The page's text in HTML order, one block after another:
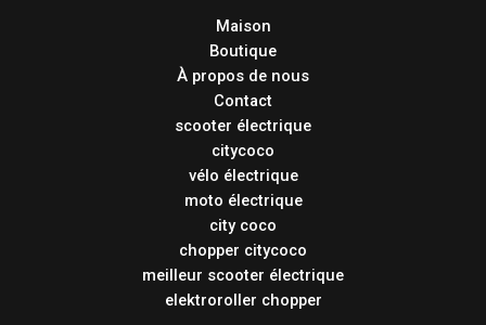
Maison
Boutique
À propos de nous
Contact
scooter électrique
citycoco
vélo électrique
moto électrique
city coco
chopper citycoco
meilleur scooter électrique
elektroroller chopper